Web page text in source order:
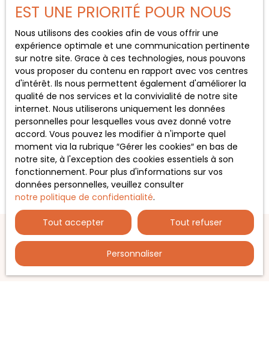
Internet www.bloctel.gouv.fr ou par courrier
adressé à :
Société Worldline, Service Bloctel, CS 61311, 41013
BLOIS CEDEX.
Pour en savoir plus sur le traitement de vos
données personnelles, veuillez consulter notre
politique de confidentialité.
Recevoir des annonces
JE RECHERCHE UN BIEN
EST UNE PRIORITÉ POUR NOUS
Nous utilisons des cookies afin de vous offrir une
expérience optimale et une communication pertinente
sur notre site. Grace à ces technologies, nous pouvons
vous proposer du contenu en rapport avec vos centres
d'intérêt. Ils nous permettent également d'améliorer la
qualité de nos services et la convivialité de notre site
internet. Nous utiliserons uniquement les données
personnelles pour lesquelles vous avez donné votre
accord. Vous pouvez les modifier à n'importe quel
moment via la rubrique ″Gérer les cookies″ en bas de
notre site, à l'exception des cookies essentiels à son
fonctionnement. Pour plus d'informations sur vos
données personnelles, veuillez consulter
notre politique de confidentialité.
Tout accepter Tout refuser
Personnaliser